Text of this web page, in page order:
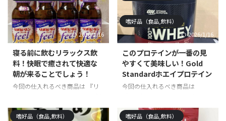
2026/1/16
寝る前に飲むリラックス飲
料！快眠で癒されて快適な
朝が来ることでしょう！
今回の仕入れるべき商品は 『リ
込）～ です。 リポビタンフィー
ル 100ml×10本posted with カエ
嗜好品（食品,飲料）
2026/1/16
このプロテインが一番の見
やすくて美味しい！Gold
Standardホエイプロテイン
今回の仕入れるべき商品は
ン エクストリームミルクチョコ
レート味』7,220円（税込）～ で
嗜好品（食品,飲料） 嗜好品（食品,飲料）